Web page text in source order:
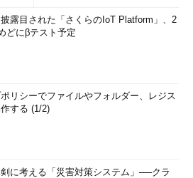
露目された「さくらのIoT Platform」、2
どにβテスト予定
リシーでファイルやフォルダー、レジス
する (1/2)
に考える「災害対策システム」──クラ